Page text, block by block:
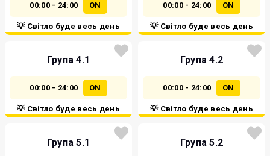
00:00 - 24:00 ON
💡 Світло буде весь день
00:00 - 24:00 ON
💡 Світло буде весь день
Група 4.1
00:00 - 24:00 ON
💡 Світло буде весь день
Група 4.2
00:00 - 24:00 ON
💡 Світло буде весь день
Група 5.1 Група 5.2